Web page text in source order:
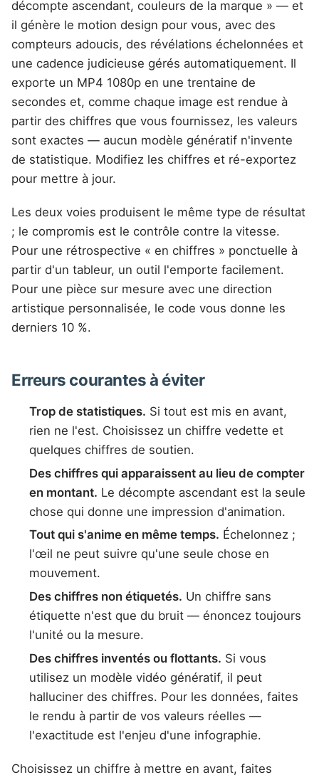
décompte ascendant, couleurs de la marque » — et
il génère le motion design pour vous, avec des
compteurs adoucis, des révélations échelonnées et
une cadence judicieuse gérés automatiquement. Il
exporte un MP4 1080p en une trentaine de
secondes et, comme chaque image est rendue à
partir des chiffres que vous fournissez, les valeurs
sont exactes — aucun modèle génératif n'invente
de statistique. Modifiez les chiffres et ré-exportez
pour mettre à jour.
Les deux voies produisent le même type de résultat
; le compromis est le contrôle contre la vitesse.
Pour une rétrospective « en chiffres » ponctuelle à
partir d'un tableur, un outil l'emporte facilement.
Pour une pièce sur mesure avec une direction
artistique personnalisée, le code vous donne les
derniers 10 %.
Erreurs courantes à éviter
Trop de statistiques. Si tout est mis en avant,
rien ne l'est. Choisissez un chiffre vedette et
quelques chiffres de soutien.
Des chiffres qui apparaissent au lieu de compter
en montant. Le décompte ascendant est la seule
chose qui donne une impression d'animation.
Tout qui s'anime en même temps. Échelonnez ;
l'œil ne peut suivre qu'une seule chose en
mouvement.
Des chiffres non étiquetés. Un chiffre sans
étiquette n'est que du bruit — énoncez toujours
l'unité ou la mesure.
Des chiffres inventés ou flottants. Si vous
utilisez un modèle vidéo génératif, il peut
halluciner des chiffres. Pour les données, faites
le rendu à partir de vos valeurs réelles —
l'exactitude est l'enjeu d'une infographie.
Choisissez un chiffre à mettre en avant, faites